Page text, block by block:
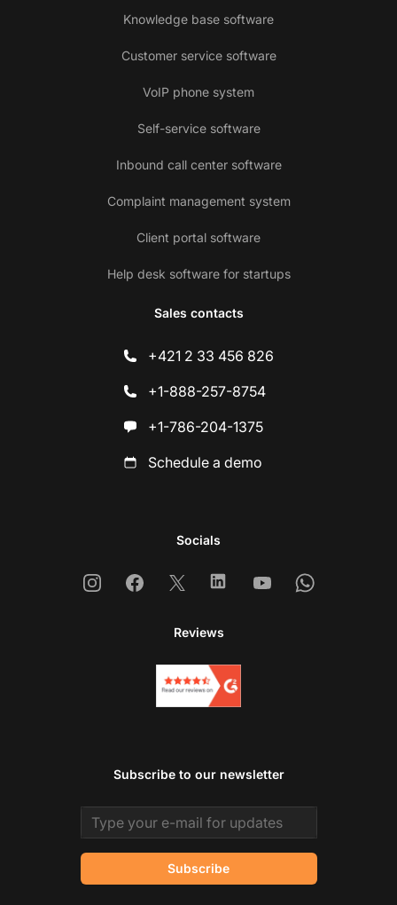
Knowledge base software
Customer service software
VoIP phone system
Self-service software
Inbound call center software
Complaint management system
Client portal software
Help desk software for startups
Sales contacts
+421 2 33 456 826
+1-888-257-8754
+1-786-204-1375
Schedule a demo
Socials
InstagramFacebook
X LinkedinYoutubeWhatsapp
Reviews
Subscribe to our newsletter
Email address
Subscribe